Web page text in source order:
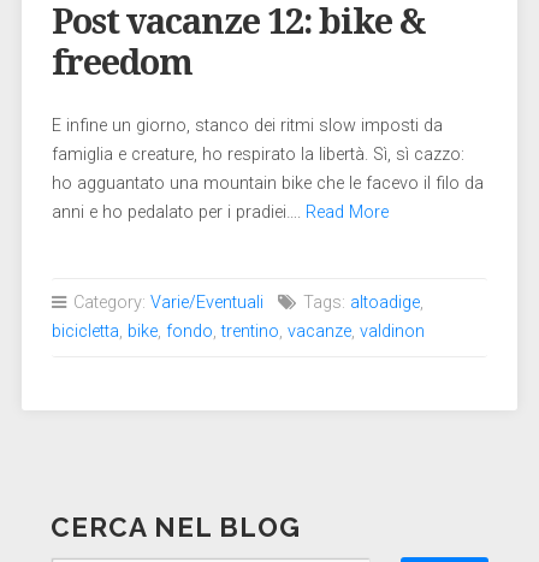
Post vacanze 12: bike &
freedom
E infine un giorno, stanco dei ritmi slow imposti da
famiglia e creature, ho respirato la libertà. Sì, sì cazzo:
ho agguantato una mountain bike che le facevo il filo da
anni e ho pedalato per i pradiei…. Read More
Category: Varie/Eventuali Tags: altoadige,
bicicletta, bike, fondo,trentino, vacanze, valdinon
CERCA NEL BLOG